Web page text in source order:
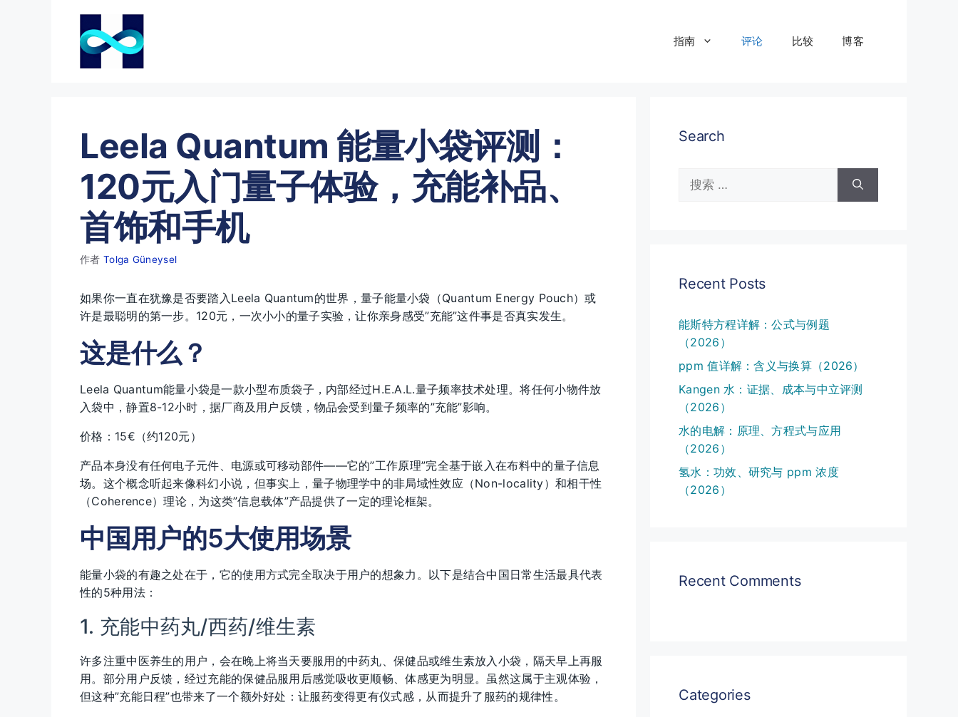
指南 评论 比较 博客
Leela Quantum 能量小袋评测：
120元入门量子体验，充能补品、
首饰和手机
作者 Tolga Güneysel
如果你一直在犹豫是否要踏入Leela Quantum的世界，量子能量小袋（Quantum Energy Pouch）或
许是最聪明的第一步。120元，一次小小的量子实验，让你亲身感受”充能”这件事是否真实发生。
这是什么？
Leela Quantum能量小袋是一款小型布质袋子，内部经过H.E.A.L.量子频率技术处理。将任何小物件放
入袋中，静置8-12小时，据厂商及用户反馈，物品会受到量子频率的”充能”影响。
价格：15€（约120元）
产品本身没有任何电子元件、电源或可移动部件——它的”工作原理”完全基于嵌入在布料中的量子信息
场。这个概念听起来像科幻小说，但事实上，量子物理学中的非局域性效应（Non-locality）和相干性
（Coherence）理论，为这类”信息载体”产品提供了一定的理论框架。
中国用户的5大使用场景
能量小袋的有趣之处在于，它的使用方式完全取决于用户的想象力。以下是结合中国日常生活最具代表
性的5种用法：
1. 充能中药丸/西药/维生素
许多注重中医养生的用户，会在晚上将当天要服用的中药丸、保健品或维生素放入小袋，隔天早上再服
用。部分用户反馈，经过充能的保健品服用后感觉吸收更顺畅、体感更为明显。虽然这属于主观体验，
但这种”充能日程”也带来了一个额外好处：让服药变得更有仪式感，从而提升了服药的规律性。
Search
索：
Recent Posts
能斯特方程详解：公式与例题
（2026）
ppm 值详解：含义与换算（2026）
Kangen 水：证据、成本与中立评测
（2026）
水的电解：原理、方程式与应用
（2026）
氢水：功效、研究与 ppm 浓度
（2026）
Recent Comments
Categories